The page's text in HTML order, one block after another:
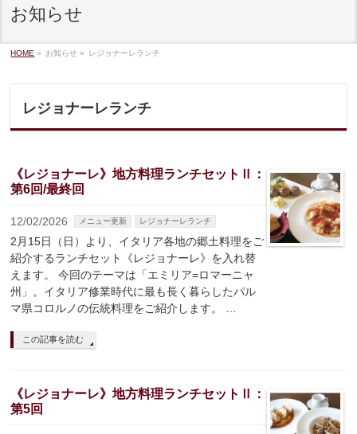
お知らせ
HOME » お知らせ » レジョナーレランチ
レジョナーレランチ
《レジョナーレ》地方料理ランチセットⅡ：
第6回/最終回
12/02/2026 メニュー更新 レジョナーレランチ
2月15日（日）より、イタリア各地の郷土料理をご
紹介するランチセット《レジョナーレ》を入れ替
えます。 今回のテーマは「エミリア=ロマーニャ
州」。イタリア修業時代に最も長く暮らしたパル
マ県コロルノの伝統料理をご紹介します。 …
この記事を読む
《レジョナーレ》地方料理ランチセットⅡ：
第5回